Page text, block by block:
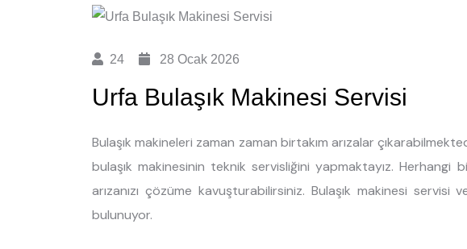
24 28 Ocak 2026
Urfa Bulaşık Makinesi Servisi
Bulaşık makineleri zaman zaman birtakım arızalar
bulaşık makinesinin teknik servisliğini yapmaktayız. Herhangi
arızanızı çözüme kavuşturabilirsiniz. Bulaşık makinesi
bulunuyor.